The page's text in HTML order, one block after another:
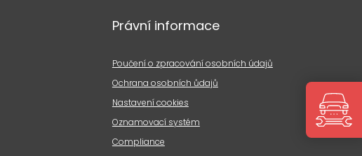
Právní informace
Poučení o zpracování osobních údajů
Ochrana osobních ůdajů
Nastavení cookies
Oznamovací systém
Compliance